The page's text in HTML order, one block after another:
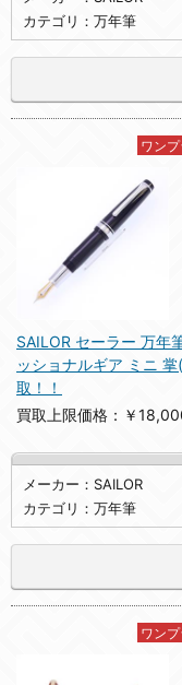
カテゴリ：万年筆
ワン
SAILOR セーラー 万年
ッショナルギア ミニ
取！！
買取上限価格：￥
メーカー：SAILOR
カテゴリ：万年筆
ワン